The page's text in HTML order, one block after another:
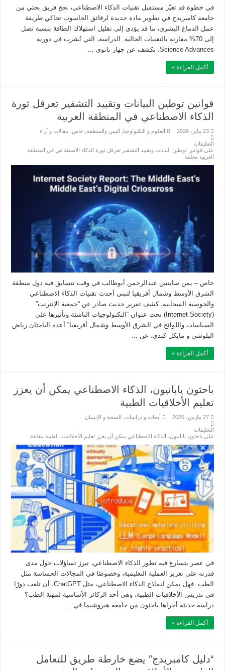
في خطوة قد تغيّر مستقبل تقنيات الذكاء الاصطناعي، نجح فريق بحثي من
جامعة كامبريدج في تطوير مادة جديدة لرقائق الحاسوب تحاكي طريقة
عمل الدماغ البشري، ما قد يؤدي إلى تقليل استهلاك الطاقة بنسبة تصل
إلى 70% مقارنة بالتقنيات الحالية. الدراسة، التي نُشرت في دورية
Science Advances، تكشف عن جهاز نانوي …
أكمل القراءة »
قوانين توطين البيانات وتقييد التشفير تعرقل ثورة
الذكاء الاصطناعي في المنطقة العربية
23 يناير، 2026 العلوم و التكنواوجيا اليمن والمنطقة خاص مقالات و آراء
التعليقات
على قوانين توطين البيانات وتقييد التشفير تعرقل ثورة الذكاء الاصطناعي في المنطقة
العربية مغلقة
خاص – يمن ساينس عبدالرحمن أبوطالب في وقت تتسابق فيه دول منطقة
الشرق الأوسط وشمال أفريقيا لتبني أحدث تقنيات الذكاء الاصطناعي
والحوسبة السحابية، كشف تقرير حديث صادر عن “جمعية الإنترنت”
(Internet Society) تحت عنوان “التكنولوجيات الناشئة وتأثيرها على
السياسات واللوائح في الشرق الأوسط وشمال أفريقيا” أعده الباحثان رياض
البلوشي و مايكل كندي، عن …
أكمل القراءة »
باحثون يابانيون، الذكاء الاصطناعي يمكن أن يعزز
تعليم الأخلاقيات الطبية
27 مارس، 2025 أبحاث و دراسات الصحة و الإنسان
التعليقات
على باحثون يابانيون، الذكاء الاصطناعي يمكن أن يعزز تعليم الأخلاقيات الطبية مغلقة
في عصر يتسارع فيه تطور الذكاء الاصطناعي، تبرز تساؤلات حول مدى
قدرته على تعزيز العملية التعليمية، وخصوصًا في المجالات الحساسة مثل
الطب. فهل يمكن لنماذج الذكاء الاصطناعي، مثل ChatGPT، أن تلعب دورًا
في تدريس الأخلاقيات الطبية، وهي أحد الركائز الأساسية لمهنة الطب؟
دراسة حديثة أجراها باحثون من جامعة هيروشيما في …
أكمل القراءة »
“دليل كامبريدج” يضع خارطة طريق للتعامل